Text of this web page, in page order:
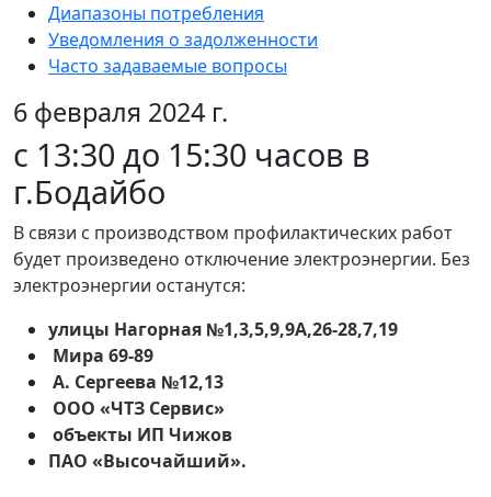
Диапазоны потребления
Уведомления о задолженности
Часто задаваемые вопросы
6 февраля 2024 г.
с 13:30 до 15:30 часов в
г.Бодайбо
В связи с производством профилактических работ
будет произведено отключение электроэнергии. Без
электроэнергии останутся:
улицы Нагорная №1,3,5,9,9А,26-28,7,19
Мира 69-89
А. Сергеева №12,13
ООО «ЧТЗ Сервис»
объекты ИП Чижов
ПАО «Высочайший».